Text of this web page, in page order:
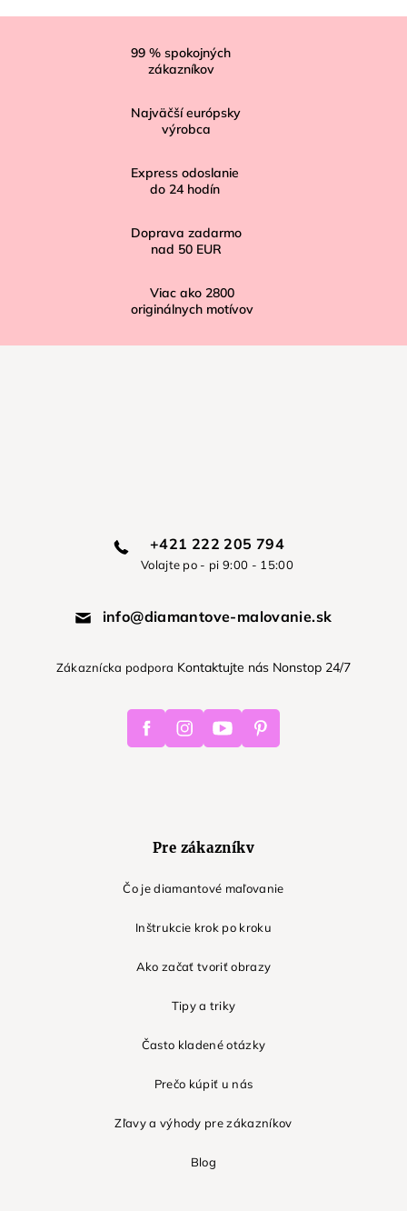
99 % spokojných
zákazníkov
Najväčší európsky
výrobca
Express odoslanie
do 24 hodín
Doprava zadarmo
nad 50 EUR
Viac ako 2800
originálnych motívov
+421 222 205 794
Volajte po - pi 9:00 - 15:00
info@diamantove-malovanie.sk
Zákaznícka podpora Kontaktujte nás Nonstop 24/7
FacebookInstagramYoutube Pinterest
Pre zákazníkv
Čo je diamantové maľovanie
Inštrukcie krok po kroku
Ako začať tvoriť obrazy
Tipy a triky
Často kladené otázky
Prečo kúpiť u nás
Zľavy a výhody pre zákazníkov
Blog